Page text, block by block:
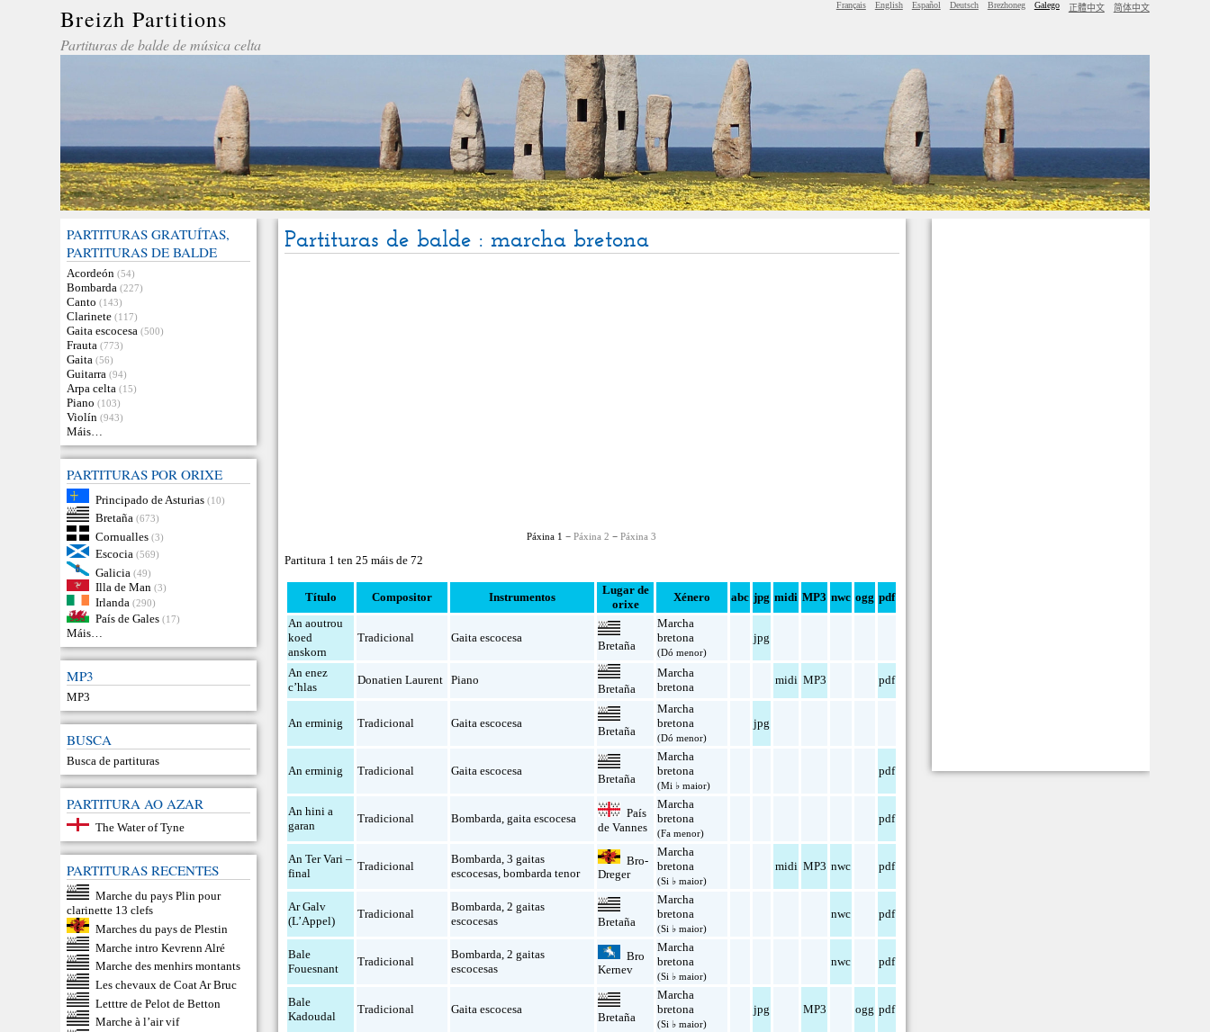
Breizh Partitions
Partituras de balde de música celta
Français English Español Deutsch Brezhoneg Galego 正體中文 简体中文
PARTITURAS GRATUÍTAS,
PARTITURAS DE BALDE
Acordeón (54)
Bombarda (227)
Canto (143)
Clarinete (117)
Gaita escocesa (500)
Frauta (773)
Gaita (56)
Guitarra (94)
Arpa celta (15)
Piano (103)
Violín (943)
Máis…
PARTITURAS POR ORIXE
Principado de Asturias (10)
Bretaña (673)
Cornualles (3)
Escocia (569)
Galicia (49)
Illa de Man (3)
Irlanda (290)
País de Gales (17)
Máis…
MP3
MP3
BUSCA
Busca de partituras
PARTITURA AO AZAR
The Water of Tyne
PARTITURAS RECENTES
Marche du pays Plin pour
clarinette 13 clefs
Marches du pays de Plestin
Marche intro Kevrenn Alré
Marche des menhirs montants
Les chevaux de Coat Ar Bruc
Letttre de Pelot de Betton
Marche à l’air vif
Partituras de balde : marcha bretona
Páxina 1 −Páxina 2 −Páxina 3
Partitura 1 ten 25 máis de 72
Título Compositor Instrumentos
Lugar de
orixe
Xénero abc jpg midi MP3 nwc ogg pdf
An aoutrou
koed
anskorn
Tradicional Gaita escocesa
Bretaña
Marcha
bretona
(Dó menor)
jpg
An enez
c’hlas
Donatien Laurent Piano
Bretaña
Marcha
bretona
midi MP3 pdf
An erminig Tradicional Gaita escocesa
Bretaña
Marcha
bretona
(Dó menor)
jpg
An erminig Tradicional Gaita escocesa
Bretaña
Marcha
bretona
(Mi ♭ maior)
pdf
An hini a
garan
Tradicional Bombarda ,gaita escocesa
País
de Vannes
Marcha
bretona
(Fa menor)
pdf
An Ter Vari –
final
Tradicional
Bombarda ,3 gaitas
escocesas ,bombarda tenor
Bro-
Dreger
Marcha
bretona
(Si ♭ maior)
midi MP3 nwc pdf
Ar Galv
(L’Appel)
Tradicional
Bombarda ,2 gaitas
escocesas
Bretaña
Marcha
bretona
(Si ♭ maior)
nwc pdf
Bale
Fouesnant
Tradicional
Bombarda ,2 gaitas
escocesas
Bro
Kernev
Marcha
bretona
(Si ♭ maior)
nwc pdf
Bale
Kadoudal
Tradicional Gaita escocesa
Bretaña
Marcha
bretona
(Si ♭ maior)
jpg MP3 ogg pdf